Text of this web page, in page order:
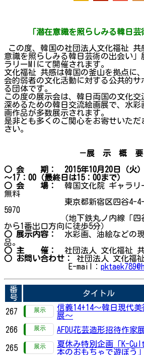
「潜在意識を照らしみる韓日
この度、韓国の社団法人文化福祉 共
意識を照らしみる韓日芸術の出会い
ラリーMIにて開催されます。
文化福祉 共感は韓国の釜山を拠点に
会的弱者の文化活動に対する公共的
る団体です。
この度の展示会は、韓日両国の文化
深めるための韓日交流絵画展で、水彩
画作品が多数展示されます。
是非とも多くのご関心をお寄せいた
さい。
－展 示 概 要
○ 会 期：
2015年10月20日（火
～17：00（最終日は15：00まで）
○ 会 場： 韓国文化院 ギャラ
無料
東京都新宿区四谷4-4-10
5970
（地下鉄丸ノ内線「四谷三
から1番出口方向に徒歩5分）
○ 展示内容：
水彩画、油絵などの
品。
○ 主 催：
社団法人 文化福祉
○ お問い合わせ： 社団法人 文化福
E-mail：
番
号
タイトル
267
信義14+14～韓日現代
展～
266
AFDU花芸造形招待作家
265
夏休み特別企画「K-
本のおもちゃで遊ぼう」